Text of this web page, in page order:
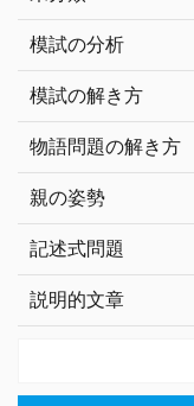
模試の分析
模試の解き方
物語問題の解き方
親の姿勢
記述式問題
説明的文章